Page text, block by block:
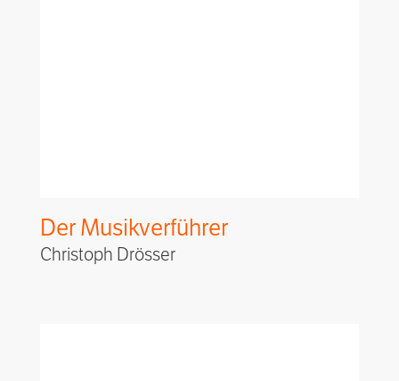
Der Musikverführer
Christoph Drösser